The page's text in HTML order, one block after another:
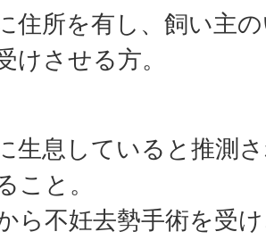
住所を有し、飼い主
けさせる方。
生息していると推測
こと。
ら不妊去勢手術を受